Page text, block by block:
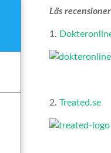
Läs
1.
2. Treated.se